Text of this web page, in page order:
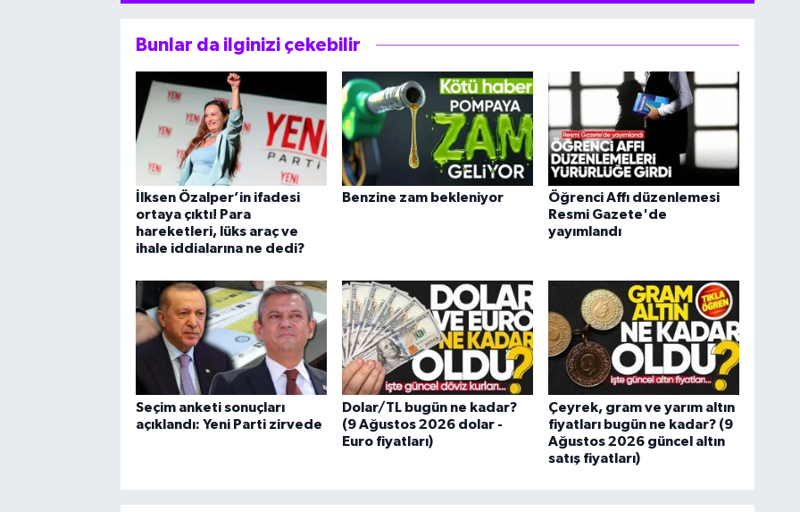
Bunlar da ilginizi çekebilir
İlksen Özalper’in ifadesi
ortaya çıktı! Para
hareketleri, lüks araç ve
ihale iddialarına ne dedi?
Benzine zam bekleniyor
Öğrenci Affı düzenlemesi
Resmi Gazete'de
yayımlandı
Seçim anketi sonuçları
açıklandı: Yeni Parti zirvede
Dolar/TL bugün ne kadar?
(9 Ağustos 2026 dolar -
Euro fiyatları)
Çeyrek, gram ve yarım altın
fiyatları bugün ne kadar? (9
Ağustos 2026 güncel altın
satış fiyatları)